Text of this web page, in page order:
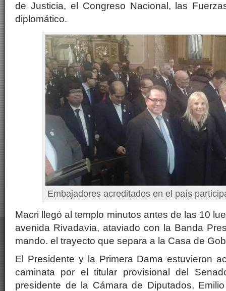
de Justicia, el Congreso Nacional, las
diplomático.
Embajadores acreditados en el país
Macri llegó al templo minutos antes de las 10
avenida Rivadavia, ataviado con la Banda
mando. el trayecto que separa a la Casa de
El Presidente y la Primera Dama estuvieron
caminata por el titular provisional del
presidente de la Cámara de Diputados,